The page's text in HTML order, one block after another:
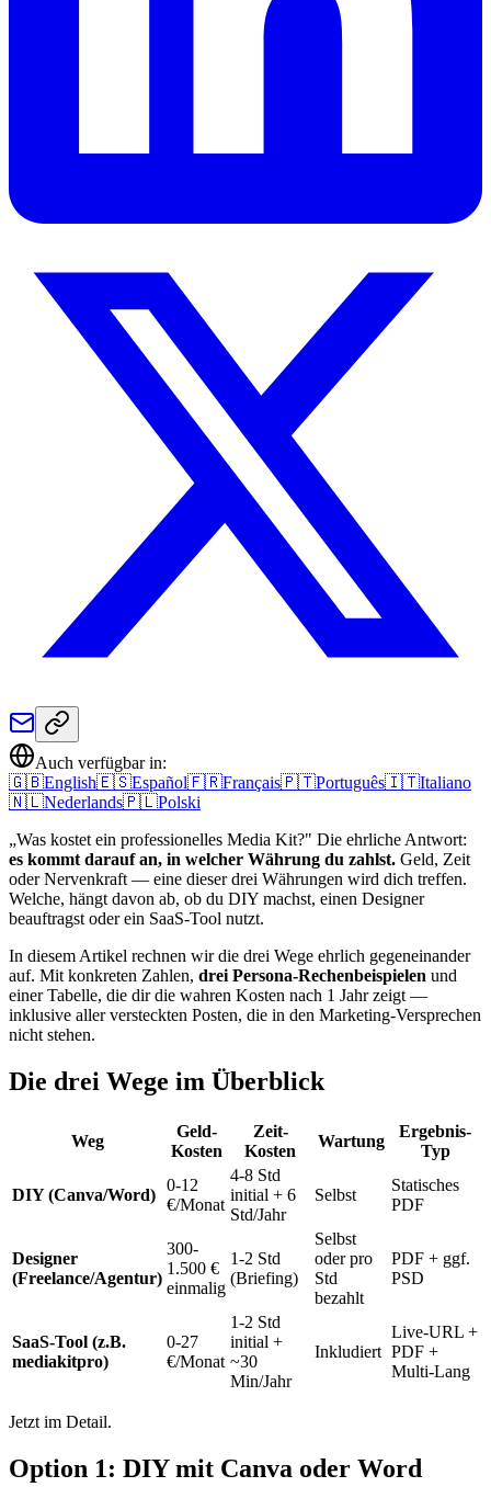
Auch verfügbar in:
🇬🇧English🇪🇸Español🇫🇷Français🇵🇹Português🇮🇹Italiano
🇳🇱Nederlands🇵🇱Polski
„Was kostet ein professionelles Media Kit?" Die ehrliche Antwort:
es kommt darauf an, in welcher Währung du zahlst. Geld, Zeit
oder Nervenkraft — eine dieser drei Währungen wird dich treffen.
Welche, hängt davon ab, ob du DIY machst, einen Designer
beauftragst oder ein SaaS-Tool nutzt.
In diesem Artikel rechnen wir die drei Wege ehrlich gegeneinander
auf. Mit konkreten Zahlen, drei Persona-Rechenbeispielen und
einer Tabelle, die dir die wahren Kosten nach 1 Jahr zeigt —
inklusive aller versteckten Posten, die in den Marketing-Versprechen
nicht stehen.
Die drei Wege im Überblick
Weg
Geld-
Kosten
Zeit-
Kosten
Wartung
Ergebnis-
Typ
DIY (Canva/Word)
0-12
€/Monat
4-8 Std
initial + 6
Std/Jahr
Selbst
Statisches
PDF
Designer
(Freelance/Agentur)
300-
1.500 €
einmalig
1-2 Std
(Briefing)
Selbst
oder pro
Std
bezahlt
PDF + ggf.
PSD
SaaS-Tool (z.B.
mediakitpro)
0-27
€/Monat
1-2 Std
initial +
~30
Min/Jahr
Inkludiert
Live-URL +
PDF +
Multi-Lang
Jetzt im Detail.
Option 1: DIY mit Canva oder Word